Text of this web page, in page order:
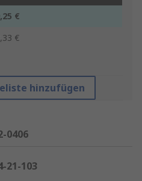
€
€
hinzufügen
0406
21-103